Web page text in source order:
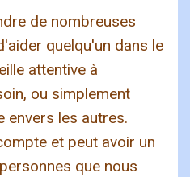
de nombreuses
quelqu'un dans le
attentive à
ou simplement
envers les autres.
et peut avoir un
que nous